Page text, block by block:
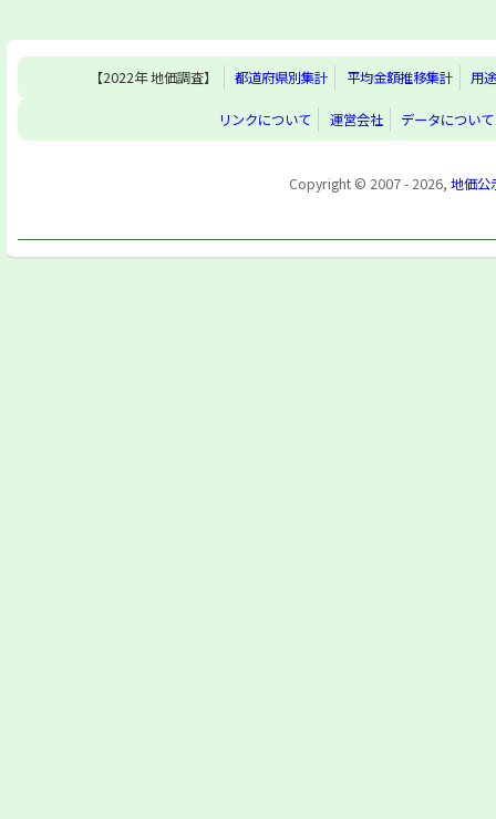
【2022年 地価調査】 都道府県別集計 平均金額推移集計 用
リンクについて 運営会社 データについて
Copyright © 2007 - 2026, 地価公